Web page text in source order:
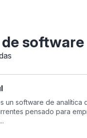
software
un software de analítica
pensado para